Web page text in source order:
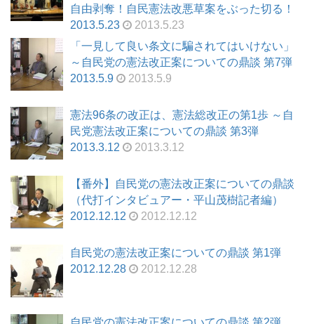
自由剥奪！自民憲法改悪草案をぶった切る！
2013.5.23
2013.5.23
「一見して良い条文に騙されてはいけない」
～自民党の憲法改正案についての鼎談 第7弾
2013.5.9
2013.5.9
憲法96条の改正は、憲法総改正の第1歩 ～自
民党憲法改正案についての鼎談 第3弾
2013.3.12
2013.3.12
【番外】自民党の憲法改正案についての鼎談
（代打インタビュアー・平山茂樹記者編）
2012.12.12
2012.12.12
自民党の憲法改正案についての鼎談 第1弾
2012.12.28
2012.12.28